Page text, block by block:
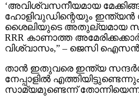
‘അവിശ്വസനീയമായ
ഹോളിവുഡിന്റെയും ഇന്ത്യന്‍
ശൈലിയുടെ അതുല്യമായ
RRR കാണാത്ത
വിശ്വാസം,” – ജെസി
താന്‍ ഇതുവരെ ഇന്ത്യ
നേപ്പാളില്‍
സാമ്യമുണ്ടെന്ന്